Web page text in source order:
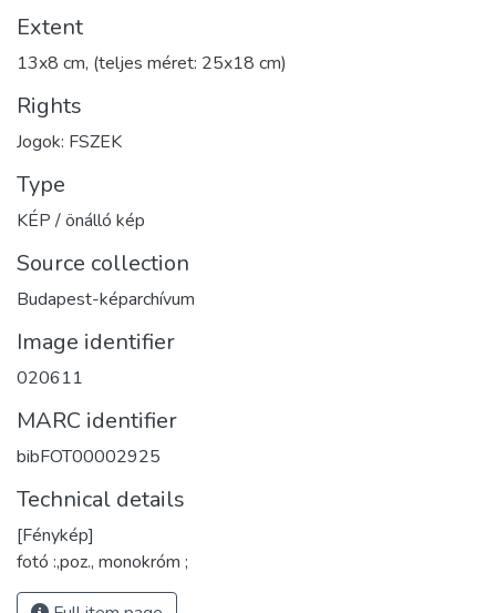
Extent
13x8 cm, (teljes méret: 25x18 cm)
Rights
Jogok: FSZEK
Type
KÉP / önálló kép
Source collection
Budapest-képarchívum
Image identifier
020611
MARC identifier
bibFOT00002925
Technical details
[Fénykép]
fotó :,poz., monokróm ;